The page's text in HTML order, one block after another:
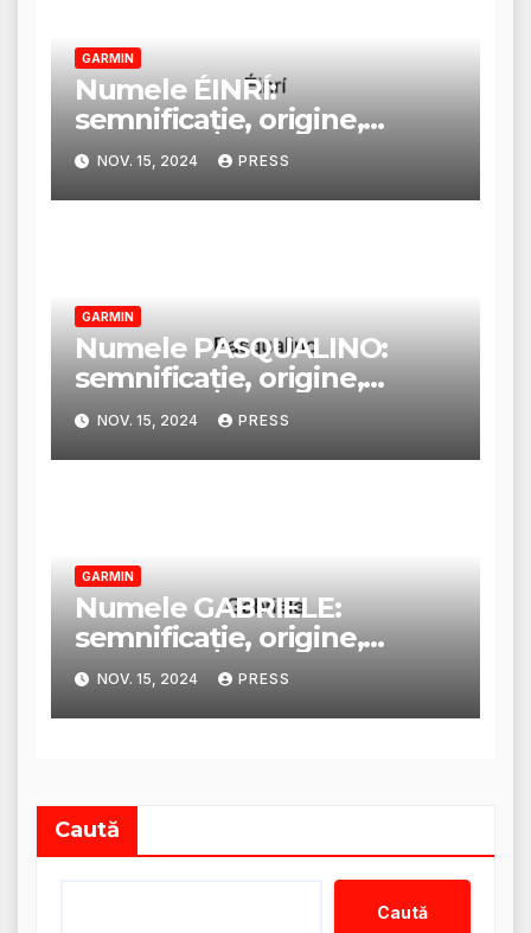
GARMIN
Numele ÉINRÍ:
semnificație, origine,
trăsături și personalitate
NOV. 15, 2024 PRESS
GARMIN
Numele PASQUALINO:
semnificație, origine,
trăsături și personalitate
NOV. 15, 2024 PRESS
GARMIN
Numele GABRIELE:
semnificație, origine,
trăsături și personalitate
NOV. 15, 2024 PRESS
Caută
Caută